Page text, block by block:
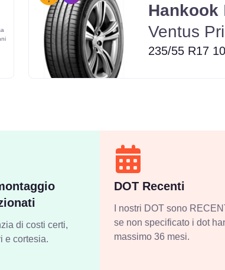
Hankook
Ventus
235/55 R17
di costi certi,
e cortesia.
DOT Recenti
I nostri DOT sono
se non specificato i dot
massimo 36 mesi.